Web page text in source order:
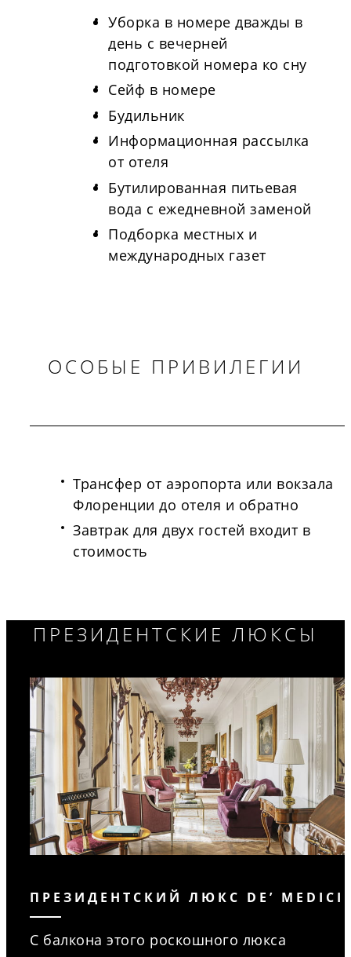
Уборка в номере дважды в
день с вечерней
подготовкой номера ко сну
Сейф в номере
Будильник
Информационная рассылка
от отеля
Бутилированная питьевая
вода с ежедневной заменой
Подборка местных и
международных газет
ОСОБЫЕ ПРИВИЛЕГИИ
Трансфер от аэропорта или вокзала
Флоренции до отеля и обратно
Завтрак для двух гостей входит в
стоимость
ПРЕЗИДЕНТСКИЕ ЛЮКСЫ
ПРЕЗИДЕНТСКИЙ ЛЮКС DE’ MEDICI
С балкона этого роскошного люкса